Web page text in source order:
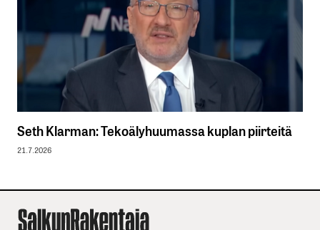
Seth Klarman: Tekoälyhuumassa kuplan piirteitä
21.7.2026